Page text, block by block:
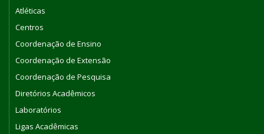
Atléticas
Centros
Coordenação de Ensino
Coordenação de Extensão
Coordenação de Pesquisa
Diretórios Acadêmicos
Laboratórios
Ligas Acadêmicas